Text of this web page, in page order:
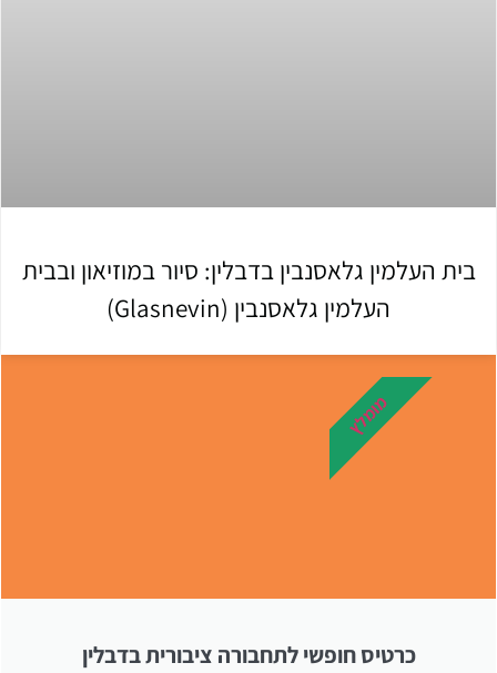
בית העלמין גלאסנבין בדבלין: סיור במוזיאון ובבית
העלמין גלאסנבין (Glasnevin)
כרטיס חופשי לתחבורה ציבורית בדבלין
מומלץ